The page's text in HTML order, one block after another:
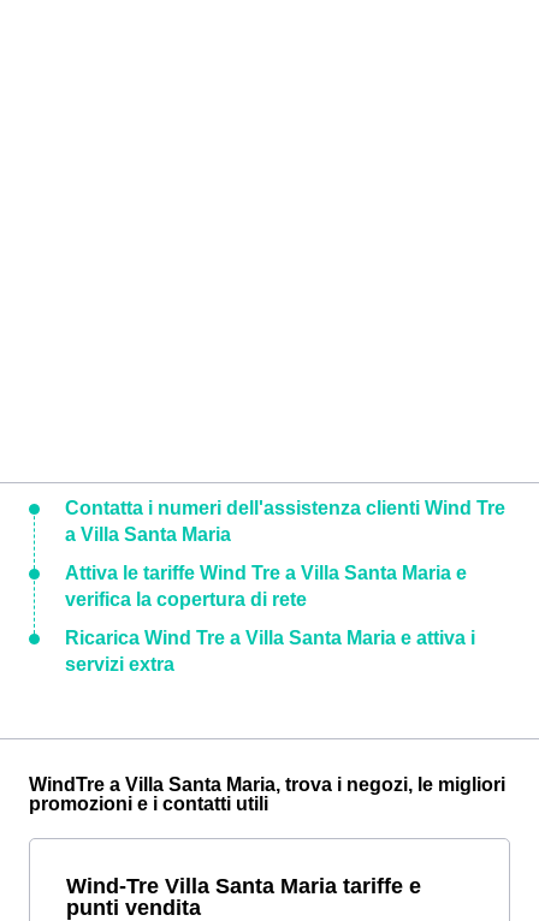
Contatta i numeri dell'assistenza clienti Wind Tre
a Villa Santa Maria
Attiva le tariffe Wind Tre a Villa Santa Maria e
verifica la copertura di rete
Ricarica Wind Tre a Villa Santa Maria e attiva i
servizi extra
WindTre a Villa Santa Maria, trova i negozi, le migliori
promozioni e i contatti utili
Wind-Tre Villa Santa Maria tariffe e
punti vendita